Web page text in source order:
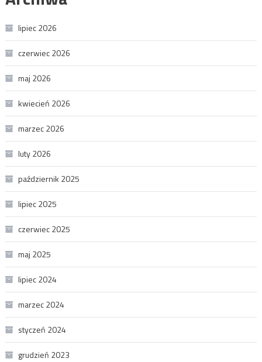
lipiec 2026
czerwiec 2026
maj 2026
kwiecień 2026
marzec 2026
luty 2026
październik 2025
lipiec 2025
czerwiec 2025
maj 2025
lipiec 2024
marzec 2024
styczeń 2024
grudzień 2023